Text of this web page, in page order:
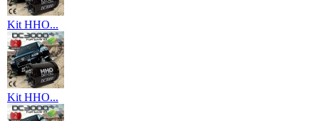
Kit HHO...
Kit HHO...